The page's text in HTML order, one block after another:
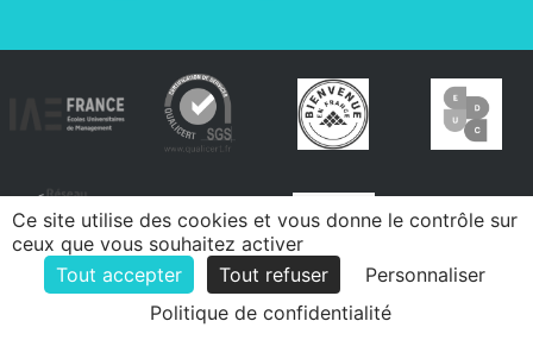
Mentions légalesPolitique de confidentialité
Ce site utilise des cookies et vous donne le contrôle sur
ceux que vous souhaitez activer
Tout accepter
Tout refuser
Personnaliser
Politique de confidentialité